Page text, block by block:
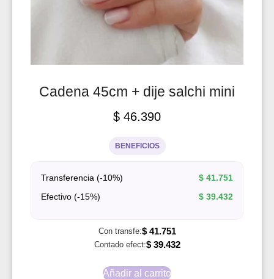
Cadena 45cm + dije salchi mini
$ 46.390
BENEFICIOS
Transferencia (-10%) $ 41.751
Efectivo (-15%)
$ 39.432
Con transfe:$41.751
Contado efect:$39.432
Añadir al carrito